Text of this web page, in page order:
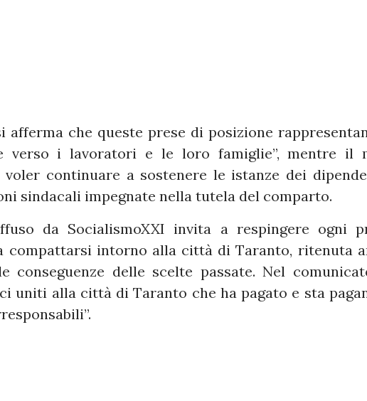
afferma che queste prese di posizione
verso i lavoratori e le loro famiglie”, mentre il
continuare a sostenere le istanze dei
sindacali impegnate nella tutela del comparto.
da SocialismoXXI invita a respingere ogni
compattarsi intorno alla città di Taranto, ritenuta
conseguenze delle scelte passate. Nel
uniti alla città di Taranto che ha pagato e sta